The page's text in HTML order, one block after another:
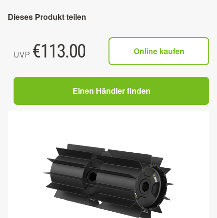
Dieses Produkt teilen
UVP €113.00 Online kaufen
Einen Händler finden